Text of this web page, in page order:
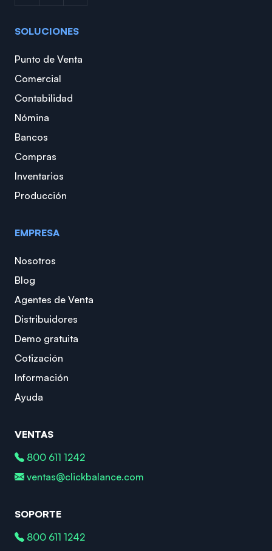
SOLUCIONES
Punto de Venta
Comercial
Contabilidad
Nómina
Bancos
Compras
Inventarios
Producción
EMPRESA
Nosotros
Blog
Agentes de Venta
Distribuidores
Demo gratuita
Cotización
Información
Ayuda
VENTAS
800 611 1242
ventas@clickbalance.com
SOPORTE
800 611 1242